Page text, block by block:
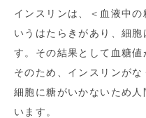
インスリンは、＜血液中
いうはたらきがあり、細
す。その結果として血糖値
そのため、インスリンが
細胞に糖がいかないため
います。